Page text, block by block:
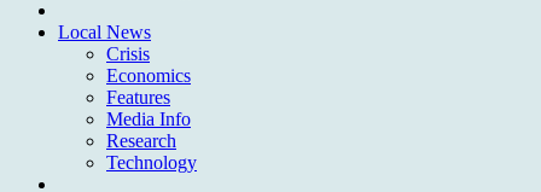
Local News
Crisis
Economics
Features
Media Info
Research
Technology